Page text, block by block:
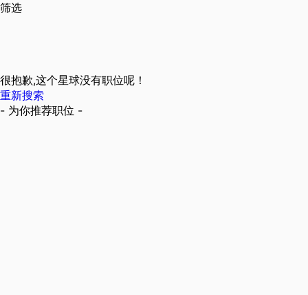
筛选
很抱歉,这个星球没有职位呢！
重新搜索
- 为你推荐职位 -